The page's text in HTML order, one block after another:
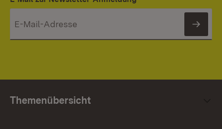
Themenübersicht